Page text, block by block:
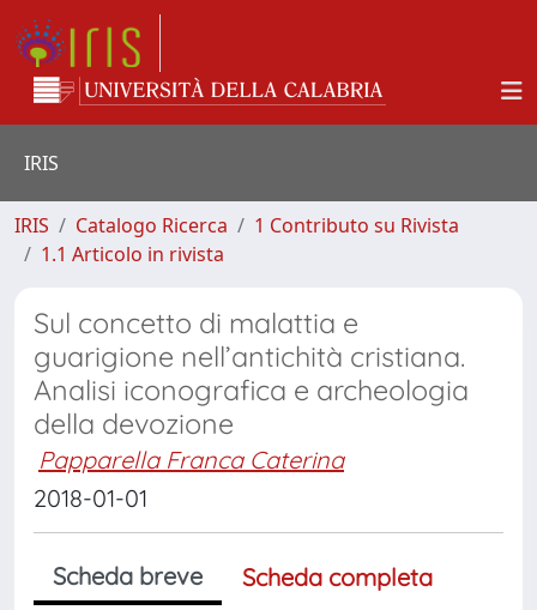
IRIS
IRIS Catalogo Ricerca
1 Contributo su Rivista
1.1 Articolo in rivista
Sul concetto di malattia e
guarigione nell’antichità cristiana.
Analisi iconografica e archeologia
della devozione
Papparella Franca Caterina
2018-01-01
Scheda breve
Scheda completa